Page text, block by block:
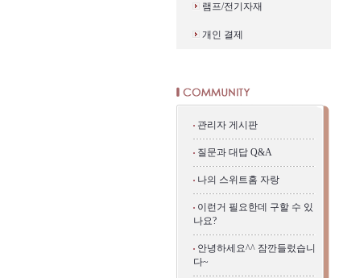
램프/전기자재
개인 결제
관리자 게시판
질문과 대답 Q&A
나의 스위트홈 자랑
이런거 필요한데 구할 수 있
나요?
안녕하세요^^ 잠깐들렀습니
다~